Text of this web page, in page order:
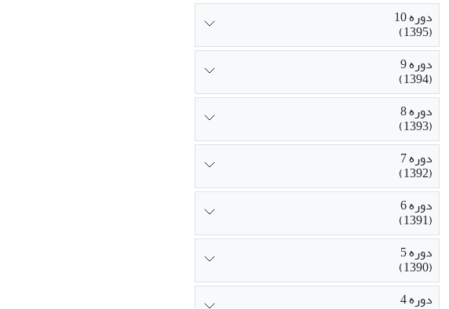
دوره 10
(1395)
دوره 9
(1394)
دوره 8
(1393)
دوره 7
(1392)
دوره 6
(1391)
دوره 5
(1390)
دوره 4